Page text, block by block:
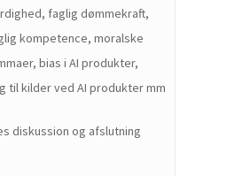
faglig dømmekraft,
kompetence, moralske
bias i AI produkter,
til kilder ved AI produkter mm
diskussion og afslutning